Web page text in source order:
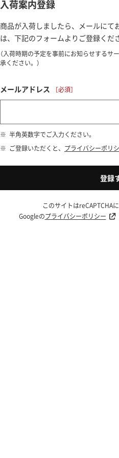
入荷案内登録
商品が入荷しましたら、メールにて
は、下記のフォームよりご登録くだ
（入荷時期の予定を事前にお知らせする
承ください。）
メールアドレス
半角英数字でご入力ください。
ご登録いただくと、 プライバシーポリ
登録
このサイトはreCAPTCHA
Googleのプライバシーポリシー